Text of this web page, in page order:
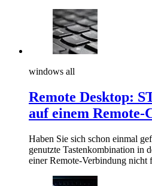
windows all
Remote Desktop:
auf einem Remote-
Haben Sie sich schon einmal
genutzte Tastenkombination in
einer Remote-Verbindung nicht